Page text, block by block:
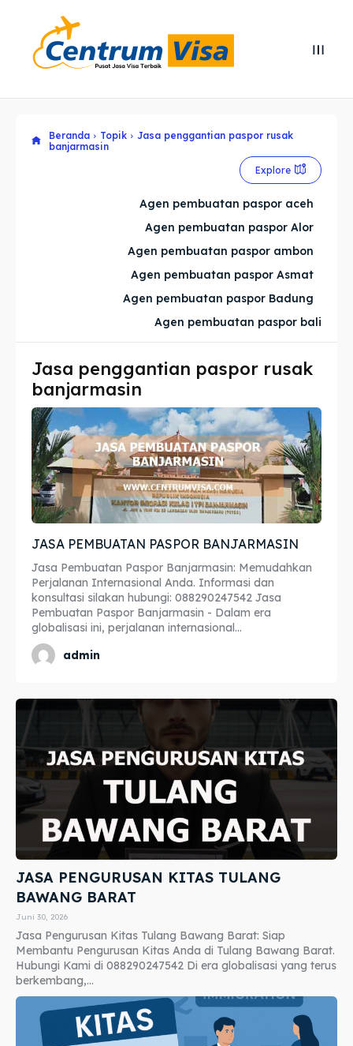
Explore our destinations
Imta
Legalisir
Apostille
Penerjemah
Asuransi
Explore our destinations
Imta
Legalisir
Apostille
Penerjemah
Asuransi
Beranda Topik
Jasa penggantian paspor rusak
banjarmasin
Explore
Agen pembuatan paspor aceh
Agen pembuatan paspor Alor
Agen pembuatan paspor ambon
Agen pembuatan paspor Asmat
Agen pembuatan paspor Badung
Agen pembuatan paspor bali
Jasa penggantian paspor rusak
banjarmasin
JASA PEMBUATAN PASPOR BANJARMASIN
Jasa Pembuatan Paspor Banjarmasin: Memudahkan
Perjalanan Internasional Anda. Informasi dan
konsultasi silakan hubungi: 088290247542 Jasa
Pembuatan Paspor Banjarmasin - Dalam era
globalisasi ini, perjalanan internasional...
admin
JASA PENGURUSAN KITAS TULANG
BAWANG BARAT
Juni 30, 2026
Jasa Pengurusan Kitas Tulang Bawang Barat: Siap
Membantu Pengurusan Kitas Anda di Tulang Bawang Barat.
Hubungi Kami di 088290247542 Di era globalisasi yang terus
berkembang,...